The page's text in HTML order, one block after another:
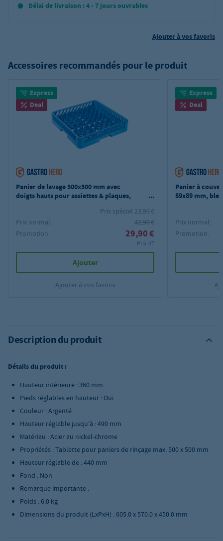
Délai de livraison : 4 - 7 jours ouvrables
Ajouter à vos favoris
Accessoires recommandés pour le produit
Express
Deal
Panier de lavage 500x500 mm avec
doigts hauts pour assiettes & plaques,
Prix spécial 23,99 €
Prix normal:
42,90 €
Promotion:
29,90 €
Prix HT
Ajouter
Ajouter à vos favoris
Express
Deal
Panier à
89x89 mm, bleu
Prix normal:
Promotion:
Description du produit
Détails du produit :
Hauteur intérieure : 360 mm
Pieds réglables en hauteur : Oui
Couleur : Argenté
Hauteur réglable jusqu'à : 490 mm
Matériau : Acier au nickel-chrome
Propriétés : Tablette pour paniers de rinçage max. 500 x 500 mm
Hauteur réglable de : 440 mm
Fond : Non
Remarque importante : -
Poids : 6.0 kg
Dimensions du produit (LxPxH) : 605.0 x 570.0 x 450.0 mm